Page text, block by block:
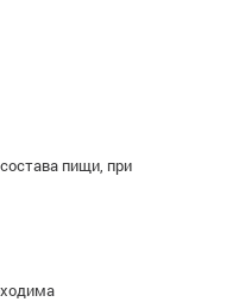
пищи, при